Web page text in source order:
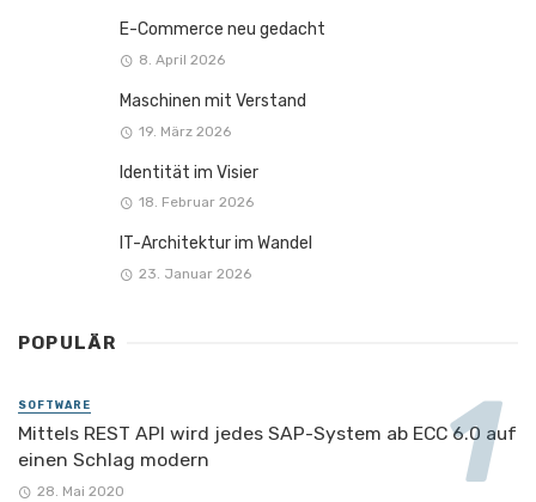
E-Commerce neu gedacht
8. April 2026
Maschinen mit Verstand
19. März 2026
Identität im Visier
18. Februar 2026
IT-Architektur im Wandel
23. Januar 2026
POPULÄR
SOFTWARE
Mittels REST API wird jedes SAP-System ab ECC 6.0 auf
einen Schlag modern
28. Mai 2020